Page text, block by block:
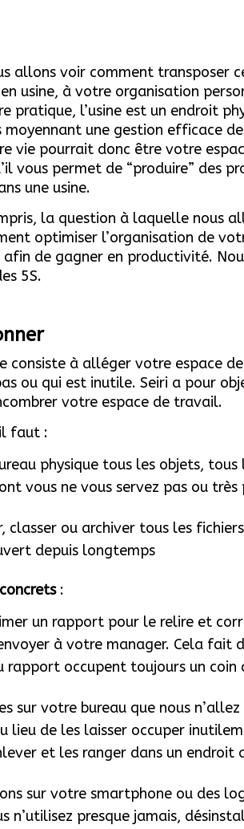
allons voir comment transposer
usine, à votre organisation
pratique, l’usine est un endroit
une gestion efficace
vie pourrait donc être votre
vous permet de “produire” des
une usine.
la question à laquelle nous
optimiser l’organisation de
de gagner en productivité.
5S.
consiste à alléger votre espace
ou qui est inutile. Seiri a pour
votre espace de travail.
faut :
physique tous les objets,
vous ne vous servez pas ou très
classer ou archiver tous les
depuis longtemps
:
un rapport pour le relire et
à votre manager. Cela fait
rapport occupent toujours un coin
sur votre bureau que nous
lieu de les laisser occuper
et les ranger dans un endroit
sur votre smartphone ou des
n’utilisez presque jamais,